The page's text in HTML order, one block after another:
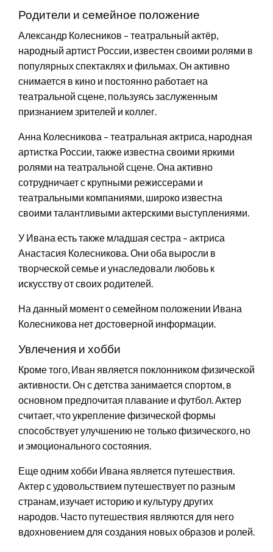
Родители и семейное положение
Александр Колесников – театральный актёр,
народный артист России, известен своими ролями в
популярных спектаклях и фильмах. Он активно
снимается в кино и постоянно работает на
театральной сцене, пользуясь заслуженным
признанием зрителей и коллег.
Анна Колесникова – театральная актриса, народная
артистка России, также известна своими яркими
ролями на театральной сцене. Она активно
сотрудничает с крупными режиссерами и
театральными компаниями, широко известна
своими талантливыми актерскими выступлениями.
У Ивана есть также младшая сестра – актриса
Анастасия Колесникова. Они оба выросли в
творческой семье и унаследовали любовь к
искусству от своих родителей.
На данный момент о семейном положении Ивана
Колесникова нет достоверной информации.
Увлечения и хобби
Кроме того, Иван является поклонником физической
активности. Он с детства занимается спортом, в
основном предпочитая плавание и футбол. Актер
считает, что укрепление физической формы
способствует улучшению не только физического, но
и эмоционального состояния.
Еще одним хобби Ивана является путешествия.
Актер с удовольствием путешествует по разным
странам, изучает историю и культуру других
народов. Часто путешествия являются для него
вдохновением для создания новых образов и ролей.